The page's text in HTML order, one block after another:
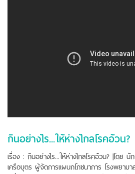
กินอย่างไร...ให้ห่างไกลโรคอ้วน?
เรื่อง : กินอย่างไร...ให้ห่างไกลโรคอ้วน? |โดย
เครือบุตร ผู้จัดการแผนกโภชนาการ โรงพยาบ